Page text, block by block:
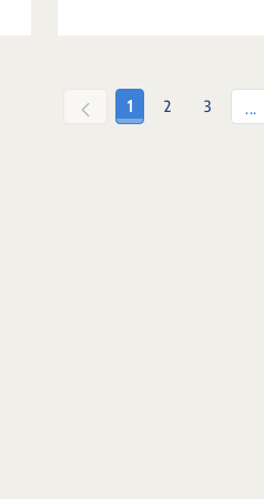
Pàgina
1 Pàgina
2 Pàgina
3 ...